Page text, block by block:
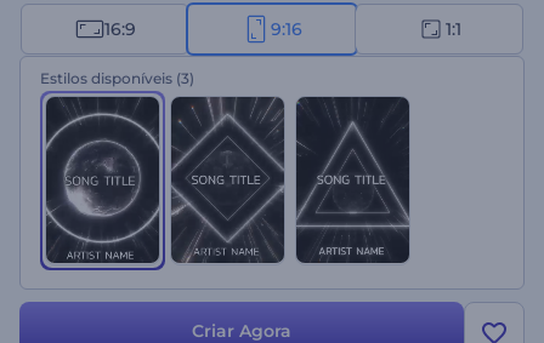
outros projetos. Pronto para experimentar?
16:9 9:16 1:1
Estilos disponíveis (3)
Criar Agora